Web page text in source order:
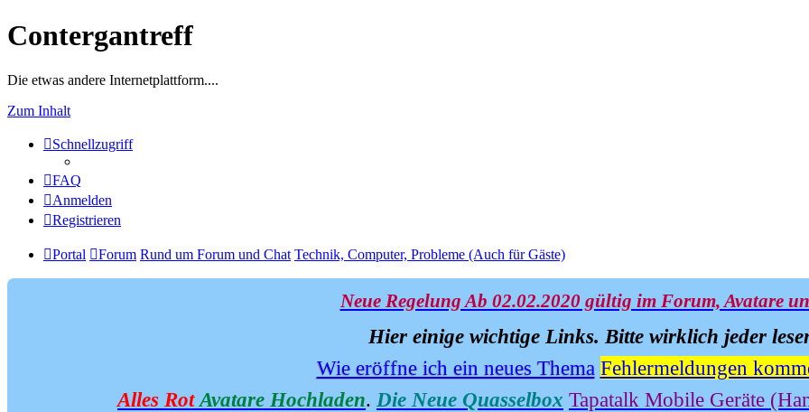
Contergantreff
Die etwas andere Internetplattform....
Zum Inhalt
Schnellzugriff
FAQ
Anmelden
Registrieren
Portal Forum Rund um Forum und Chat Technik, Computer, Probleme (Auch für Gäste)
Neue Regelung Ab 02.02.2020 gültig im Forum, Avatare
Hier einige wichtige Links. Bitte wirklich jeder
Wie eröffne ich ein neues Thema Fehlermeldungen
Alles Rot Avatare Hochladen. Die Neue Quasselbox Tapatalk Mobile Geräte